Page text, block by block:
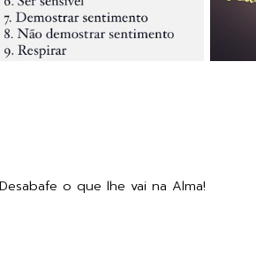
Desabafe o que lhe vai na Alma!